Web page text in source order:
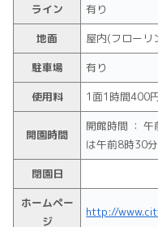
ライン
有り
地面
屋内(フローリ
駐車場
有り
使用料
1面1時間400
開園時間
開館時間 ：
は午前8時30
閉園日
ホームペー
ジ